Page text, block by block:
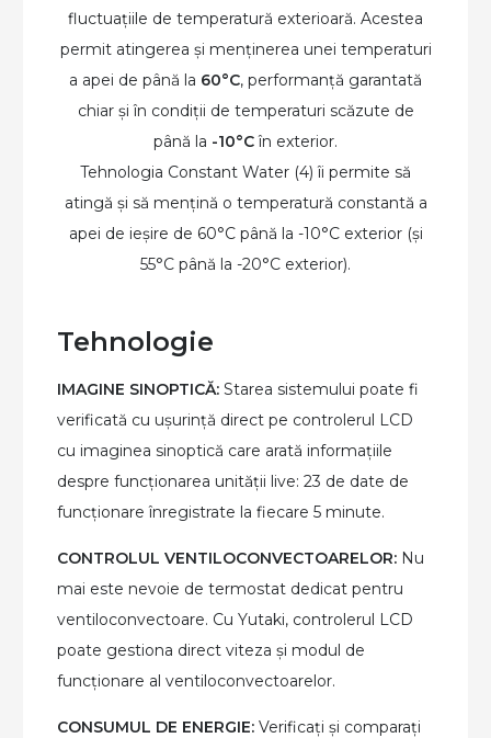
fluctuațiile de temperatură exterioară. Acestea
permit atingerea și menținerea unei temperaturi
a apei de până la 60°C, performanță garantată
chiar și în condiții de temperaturi scăzute de
până la -10°Cîn exterior.
Tehnologia Constant Water (4) îi permite să
atingă și să mențină o temperatură constantă a
apei de ieșire de 60°C până la -10°C exterior (și
55°C până la -20°C exterior).
Tehnologie
IMAGINE SINOPTICĂ: Starea sistemului poate fi
verificată cu ușurință direct pe controlerul LCD
cu imaginea sinoptică care arată informațiile
despre funcționarea unității live: 23 de date de
funcționare înregistrate la fiecare 5 minute.
CONTROLUL VENTILOCONVECTOARELOR: Nu
mai este nevoie de termostat dedicat pentru
ventiloconvectoare. Cu Yutaki, controlerul LCD
poate gestiona direct viteza și modul de
funcționare al ventiloconvectoarelor.
CONSUMUL DE ENERGIE: Verificați și comparați